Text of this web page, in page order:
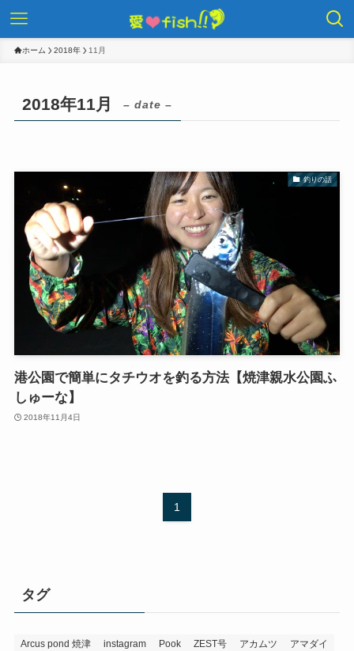
ホーム 2018年 11月
2018年11月 – date –
釣りの話
港公園で簡単にタチウオを釣る方法【焼津親水公園ふ
しゅーな】
2018年11月4日
1
タグ
Arcus pond 焼津 instagram Pook ZEST号 アカムツ
アマダイ